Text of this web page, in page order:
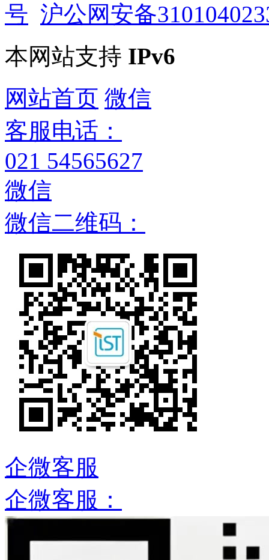
号 沪公网安备
本网站支持 IPv6
网站首页 微信
客服电话：
021 54565627
微信
微信二维码：
企微客服
企微客服：